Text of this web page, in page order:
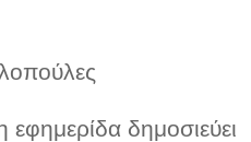
δημοσιεύει